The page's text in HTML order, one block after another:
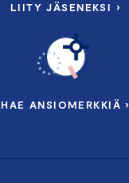
LIITY JÄSENEKSI ›
HAE ANSIOMERKKIÄ ›